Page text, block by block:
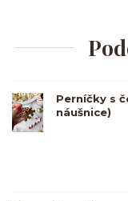
Perníčky s
náušnice)